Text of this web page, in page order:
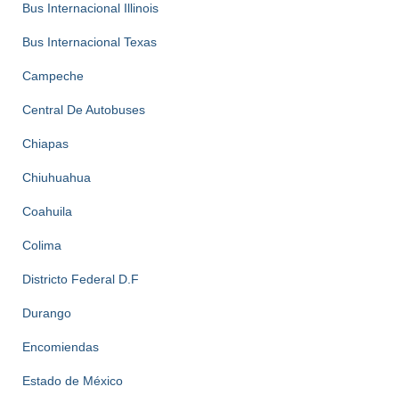
Bus Internacional Illinois
Bus Internacional Texas
Campeche
Central De Autobuses
Chiapas
Chiuhuahua
Coahuila
Colima
Districto Federal D.F
Durango
Encomiendas
Estado de México